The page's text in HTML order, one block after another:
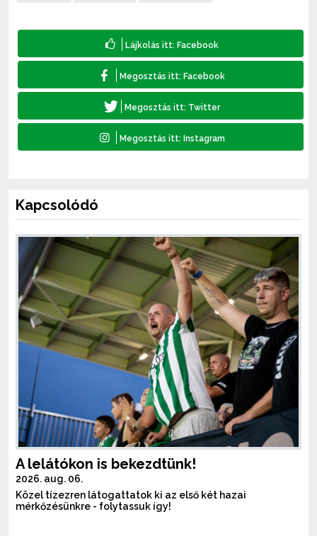
Kapcsolódó
A lelátókon is bekezdtünk!
2026. aug. 06.
Közel tízezren látogattatok ki az első két hazai
mérkőzésünkre - folytassuk így!